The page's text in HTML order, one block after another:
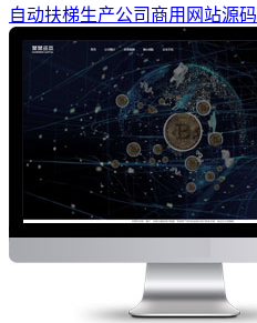
自动扶梯生产公司商用网站源码